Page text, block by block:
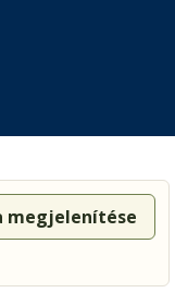
megjelenítése